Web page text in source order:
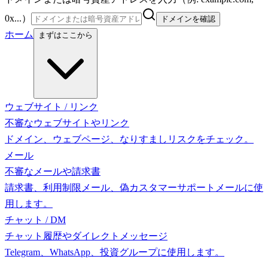
0x...）
ドメインを確認
ホーム まずはここから
ウェブサイト / リンク
不審なウェブサイトやリンク
ドメイン、ウェブページ、なりすましリスクをチェック。
メール
不審なメールや請求書
請求書、利用制限メール、偽カスタマーサポートメールに使
用します。
チャット / DM
チャット履歴やダイレクトメッセージ
Telegram、WhatsApp、投資グループに使用します。